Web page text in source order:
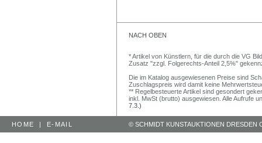
NACH OBEN
* Artikel von Künstlern, für die durch die VG
Zusatz "zzgl. Folgerechts-Anteil 2,5%"
Die im Katalog ausgewiesenen Preise sind
Zuschlagspreis wird damit keine
** Regelbesteuerte Artikel sind gesondert
inkl. MwSt (brutto) ausgewiesen. Alle Aufrufe
7.3.)
HOME | E-MAIL © SCHMIDT KUNSTAUKTIONEN DRESDEN